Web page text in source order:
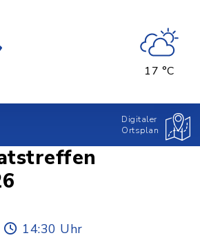
17 °C
Digitaler
Ortsplan
14:30 Uhr